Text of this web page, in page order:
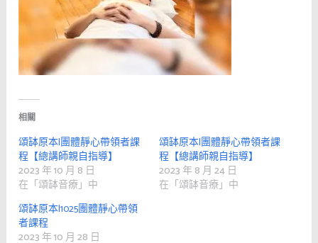
相關
頌缽原本|團體靜心帶領者課
程【總講師親自指導】
2023 年 10 月 8 日
在「頌缽音療」中
頌缽原本|團體靜心帶領者課
程【總講師親自指導】
2023 年 8 月 24 日
在「頌缽音療」中
頌缽原本|1025團體靜心帶領
者課程
2023 年 10 月 28 日